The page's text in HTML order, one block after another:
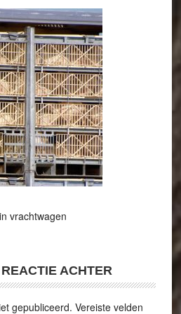
vrachtwagen
ACHTER
gepubliceerd. Vereiste velden